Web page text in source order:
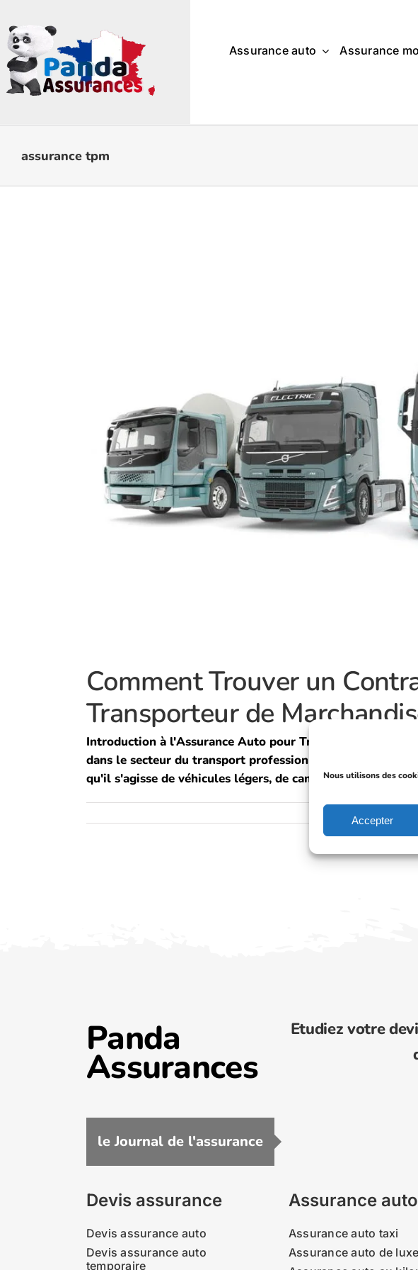
Nous utilisons des
Accepter
au
contenu
Assurance auto Assurance
assurance tpm
Comment Trouver un
Transporteur de
Introduction à l'Assurance Auto pour Transporteurs
dans le secteur du transport professionnel. En effet, ce
qu'il s'agisse de véhicules légers, de camionnettes
Panda
Assurances
Etudiez votre
le Journal de l'assurance
Devis assurance
Devis assurance auto
Devis assurance auto
temporaire
Assurance auto
Assurance auto taxi
Assurance auto de luxe